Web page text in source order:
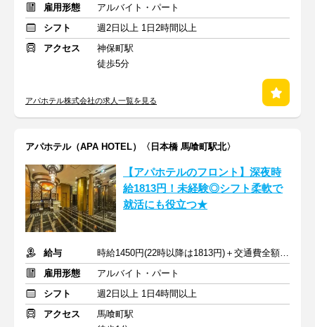
雇用形態
アルバイト・パート
シフト
週2日以上 1日2時間以上
アクセス
神保町駅
徒歩5分
アパホテル株式会社の求人一覧を見る
アパホテル（APA HOTEL）〈日本橋 馬喰町駅北〉
【アパホテルのフロント】深夜時
給1813円！未経験◎シフト柔軟で
就活にも役立つ★
給与
時給1450円(22時以降は1813円)＋交通費全額支給
雇用形態
アルバイト・パート
シフト
週2日以上 1日4時間以上
アクセス
馬喰町駅